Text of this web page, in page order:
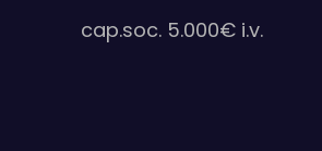
cap.soc. 5.000€ i.v.